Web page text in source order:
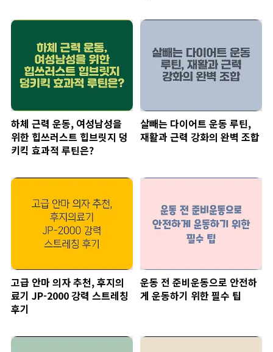
하체 근력 운동, 여성남성을
위한 힙쓰러스트 힙브릿지 덩
키킥 효과적 루틴은?
살빼는 다이어트 운동 루틴,
재활과 근력 강화의 완벽 조합
고급 안마 의자 추천, 후지의
료기 JP-2000 강력 스트레칭
후기
운동 전 준비운동으로 안전하
게 운동하기 위한 필수 팁